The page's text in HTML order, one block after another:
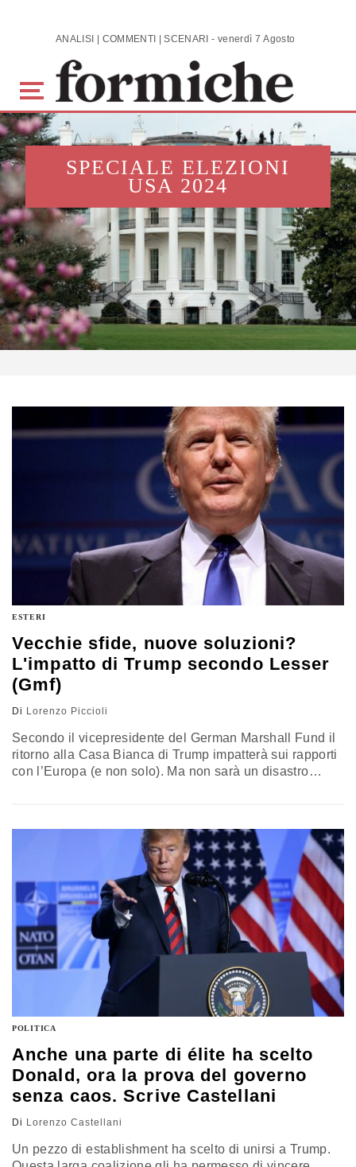
Skip to main content ANALISI | COMMENTI | SCENARI - venerdì 7 Agosto 2026
SPECIALE ELEZIONI
USA 2024
ESTERI
Vecchie sfide, nuove soluzioni?
L'impatto di Trump secondo Lesser
(Gmf)
Di Lorenzo Piccioli
Secondo il vicepresidente del German Marshall Fund il
ritorno alla Casa Bianca di Trump impatterà sui rapporti
con l’Europa (e non solo). Ma non sarà un disastro
POLITICA
Anche una parte di élite ha scelto
Donald, ora la prova del governo
senza caos. Scrive Castellani
Di Lorenzo Castellani
Un pezzo di establishment ha scelto di unirsi a Trump.